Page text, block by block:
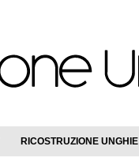
RICOSTRUZIONE UNGHIE